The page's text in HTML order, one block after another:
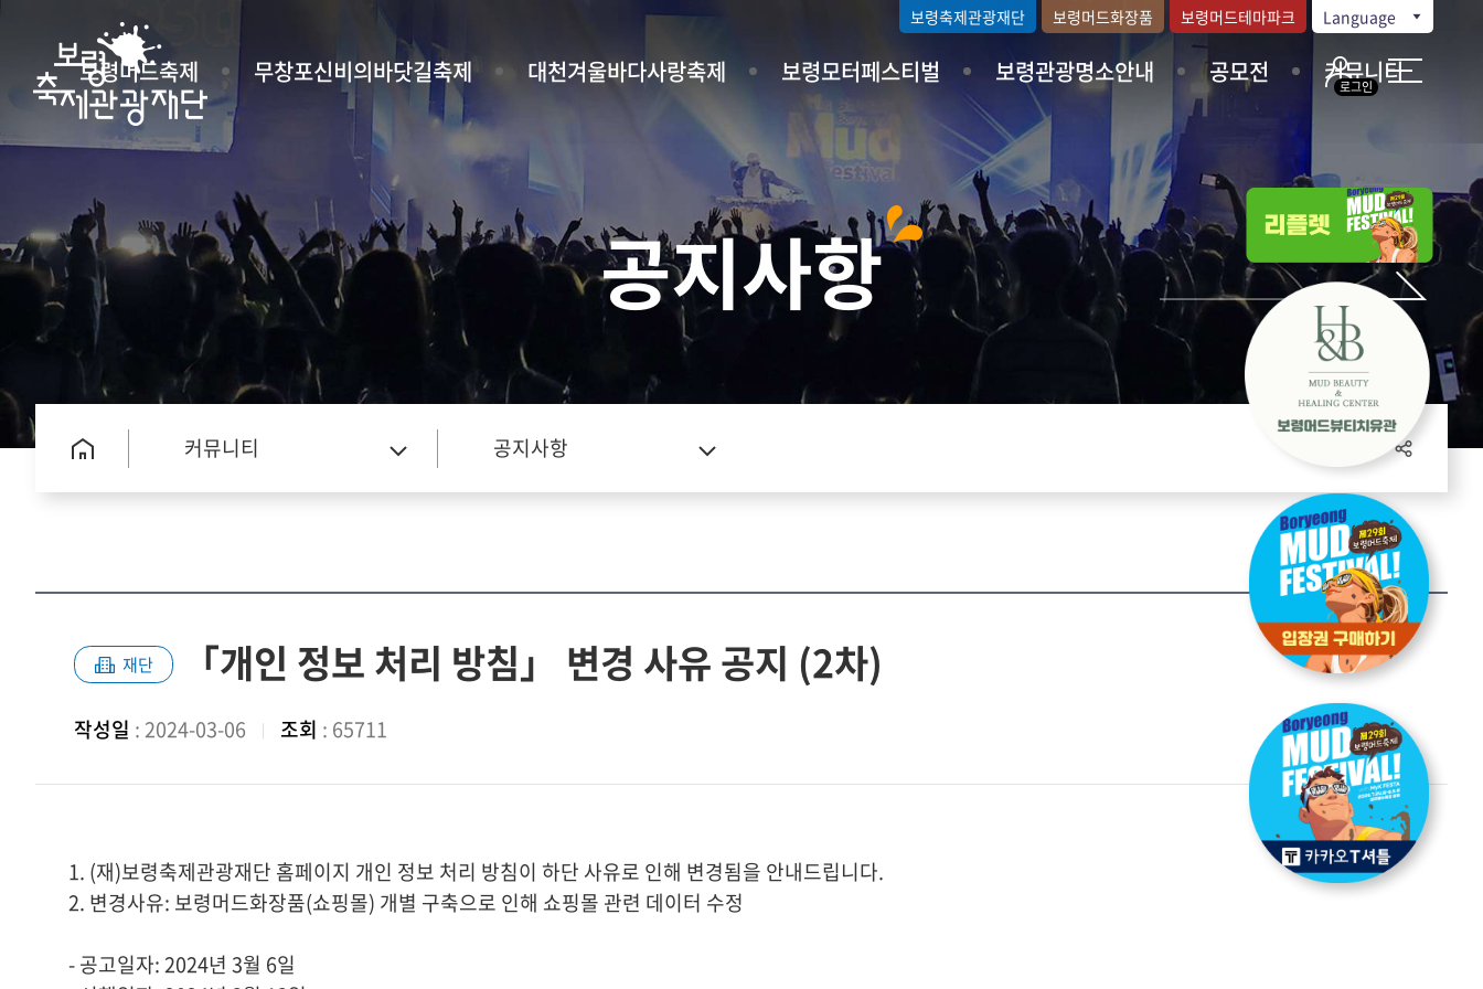
보령머드축제 무창포신비의바닷길축제 대천겨울바다사랑축제 보령모터페스티벌 보령관광명소안내 공모전 커뮤니티
보령축제관광재단 보령머드화장품 보령머드테마파크 Language
로그인
공지사항
커뮤니티 공지사항
재단 「개인 정보 처리 방침」 변경 사유 공지 (2차)
작성일 : 2024-03-06 조회 : 65711
1. (재)보령축제관광재단 홈페이지 개인 정보 처리 방침이 하단 사유로 인해 변경됨을 안내드립니다.
2. 변경사유: 보령머드화장품(쇼핑몰) 개별 구축으로 인해 쇼핑몰 관련 데이터 수정
- 공고일자: 2024년 3월 6일